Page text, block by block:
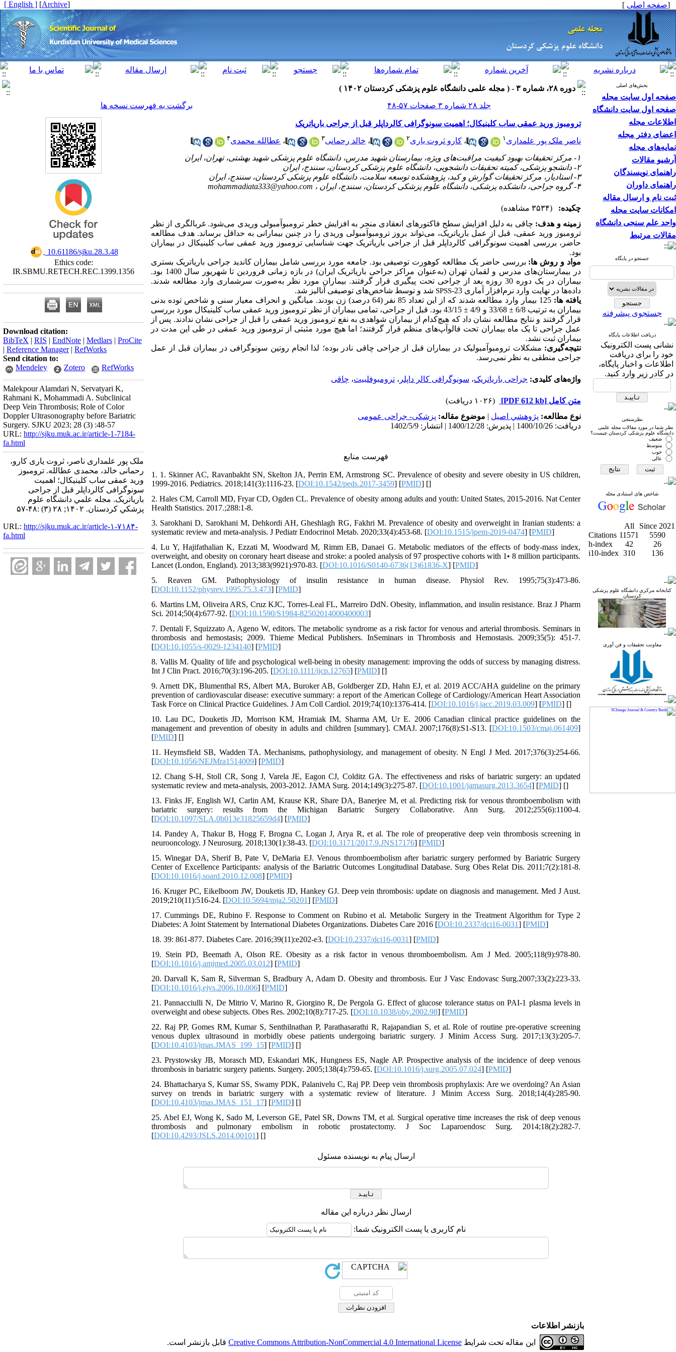
[صفحه اصلی ]
[
Archive
]
[ English ]
بخش‌های اصلی
صفحه اول سایت مجله
صفحه اول سایت دانشگاه
اطلاعات مجله
اعضای دفتر مجله
نمایه‌های مجله
آرشیو مقالات
راهنمای نویسندگان
راهنمای داوران
ثبت نام و ارسال مقاله
امکانات سایت مجله
واحد علم سنجی دانشگاه
مقالات مرتبط
جستجو در پایگاه
جستجوی پیشرفته
دریافت اطلاعات پایگاه
نشانی پست الکترونیک
خود را برای دریافت
اطلاعات و اخبار پایگاه،
در کادر زیر وارد کنید.
نظرسنجی
نظر شما در مورد مقالات مجله علمی
دانشگاه علوم پزشکی کردستان چیست؟
ضعیف
متوسط
خوب
عالی
شاخص های استنادی مجله
All
Since 2021
Citations 11571
5590
h-index
42
26
i10-index 310 136
کتابخانه مرکزی دانشگاه علوم پزشکی
کردستان
معاونت تحقیقات و فن آوری
دوره ۲۸، شماره ۳ - ( مجله علمی دانشگاه علوم پزشکی کردستان ۱۴۰۲ )
جلد ۲۸ شماره ۳ صفحات ۵۷-۴۸
برگشت به فهرست نسخه ها
ترومبوز ورید عمقی ساب کلینیکال؛ اهمیت سونوگرافی کالرداپلر قبل از جراحی باریاتریک
ناصر ملک پور علمداری ۱ ، کارو ثروت یاری۲ ، خالد رحمانی۳ ، عطالله محمدی۴
۱- مرکز تحقیقات بهبود کیفیت مراقبت‌های ویژه، بیمارستان شهید مدرس، دانشگاه علوم پزشکی شهید بهشتی، تهران، ایران
۲- دانشجو پزشکی، کمیته تحقیقات دانشجویی، دانشگاه علوم پزشکی کردستان، سنندج، ایران
۳- استادیار، مرکز تحقیقات گوارش و کبد، پژوهشکده توسعه سلامت، دانشگاه علوم پزشکی کردستان، سنندج، ایران
۴- گروه جراحی، دانشکده پزشکی، دانشگاه علوم پزشکی کردستان، سنندج، ایران ،
mohammadiata333@yahoo.com
چکیده:
(۳۵۳۴ مشاهده)
زمینه و هدف: چاقی به دلیل افزایش سطح فاکتورهای انعقادی منجر به افزایش خطر ترومبوآمبولی وریدی می‌شود. غربالگری از نظر
ترومبوز ورید عمقی، قبل از عمل باریاتریک، می‌تواند بروز ترومبوآمبولی وریدی را در چنین بیمارانی به حداقل برساند. هدف مطالعه
حاضر، بررسی اهمیت سونوگرافی کالرداپلر قبل از جراحی باریاتریک جهت شناسایی ترومبوز ورید عمقی ساب کلینیکال در بیماران
بود.
مواد و روش ­ها­: بررسی حاضر یک مطالعه کوهورت توصیفی بود. جامعه مورد بررسی شامل بیماران کاندید جراحی باریاتریک بستری
در بیمارستان‌های مدرس و لقمان تهران (به‌عنوان مراکز جراحی باریاتریک ایران) در بازه زمانی فروردین تا شهریور سال 1400 بود.
بیماران در یک دوره 30 روزه بعد از جراحی تحت پیگیری قرار گرفتند. بیماران مورد نظر به‌صورت سرشماری وارد مطالعه شدند.
داده‌ها در نهایت وارد نرم‌افزار آماری 23-
SPSS شد و توسط شاخص‌های توصیفی آنالیز شد.
یافته­ ها:
125 بیمار وارد مطالعه شدند که از این تعداد 85 نفر (64 درصد) زن بودند. میانگین و انحراف معیار سنی و شاخص توده بدنی
بیماران به ترتیب 6/8
± 33/68 و 4/9 ±
43/15
بود. قبل از جراحی، تمامی بیماران از نظر ترومبوز ورید عمقی ساب کلینیکال مورد بررسی
قرار گرفتند و نتایج مطالعه نشان داد که هیچ‌کدام از بیماران شواهدی به نفع ترومبوز ورید عمقی را قبل از جراحی نشان ندادند. پس از
عمل جراحی تا یک ماه بیماران تحت فالوآپهای منظم قرار گرفتند؛ اما هیچ مورد مثبتی از ترومبوز ورید عمقی در طی این مدت در
بیماران ثبت نشد.
نتیجه‌گیری: مشکلات ترومبوآمبولیک در بیماران قبل از جراحی چاقی نادر بوده؛ لذا انجام روتین سونوگرافی در بیماران قبل از عمل
جراحی منطقی به نظر نمی‌رسد.
واژه‌های کلیدی: جراحی باریاتریک، سونوگرافی کالر داپلر ، ترومبوفلبیت، چاقی
متن کامل [PDF 612 kb]
(۱۰۲۶ دریافت)
نوع مطالعه: پژوهشي اصیل | موضوع مقاله: پزشکی- جراحی عمومی
دریافت: 1400/10/26 | پذیرش: 1400/12/28 | انتشار: 1402/5/9
فهرست منابع
1. 1. Skinner AC, Ravanbakht SN, Skelton JA, Perrin EM, Armstrong SC. Prevalence of obesity and severe obesity in US children,
1999-2016. Pediatrics. 2018;141(3):1116-23. [DOI:10.1542/peds.2017-3459] [PMID] []
2. Hales CM, Carroll MD, Fryar CD, Ogden CL. Prevalence of obesity among adults and youth: United States, 2015-2016. Nat Center
Health Statistics. 2017.;288:1-8.
3. Sarokhani D, Sarokhani M, Dehkordi AH, Gheshlagh RG, Fakhri M. Prevalence of obesity and overweight in Iranian students: a
systematic review and meta-analysis. J Pediatr Endocrinol Metab. 2020;33(4):453-68. [DOI:10.1515/jpem-2019-0474] [PMID]
4. Lu Y, Hajifathalian K, Ezzati M, Woodward M, Rimm EB, Danaei G. Metabolic mediators of the effects of body-mass index,
overweight, and obesity on coronary heart disease and stroke: a pooled analysis of 97 prospective cohorts with 1• 8 million participants.
Lancet (London, England). 2013;383(9921):970-83. [DOI:10.1016/S0140-6736(13)61836-X] [PMID]
5. Reaven GM. Pathophysiology of insulin resistance in human disease. Physiol Rev. 1995;75(3):473-86.
[DOI:10.1152/physrev.1995.75.3.473] [PMID]
6. Martins LM, Oliveira ARS, Cruz KJC, Torres-Leal FL, Marreiro DdN. Obesity, inflammation, and insulin resistance. Braz J Pharm
Sci. 2014;50(4):677-92. [DOI:10.1590/S1984-82502014000400003]
7. Dentali F, Squizzato A, Ageno W, editors. The metabolic syndrome as a risk factor for venous and arterial thrombosis. Seminars in
thrombosis and hemostasis; 2009. Thieme Medical Publishers. InSeminars in Thrombosis and Hemostasis. 2009;35(5): 451-7.
[DOI:10.1055/s-0029-1234140] [PMID]
8. Vallis M. Quality of life and psychological well‐being in obesity management: improving the odds of success by managing distress.
Int J Clin Pract. 2016;70(3):196-205. [DOI:10.1111/ijcp.12765] [PMID] []
9. Arnett DK, Blumenthal RS, Albert MA, Buroker AB, Goldberger ZD, Hahn EJ, et al. 2019 ACC/AHA guideline on the primary
prevention of cardiovascular disease: executive summary: a report of the American College of Cardiology/American Heart Association
Task Force on Clinical Practice Guidelines. J Am Coll Cardiol. 2019;74(10):1376-414. [DOI:10.1016/j.jacc.2019.03.009] [PMID] []
10. Lau DC, Douketis JD, Morrison KM, Hramiak IM, Sharma AM, Ur E. 2006 Canadian clinical practice guidelines on the
management and prevention of obesity in adults and children [summary]. CMAJ. 2007;176(8):S1-S13. [DOI:10.1503/cmaj.061409]
[PMID] []
11. Heymsfield SB, Wadden TA. Mechanisms, pathophysiology, and management of obesity. N Engl J Med. 2017;376(3):254-66.
[DOI:10.1056/NEJMra1514009] [PMID]
12. Chang S-H, Stoll CR, Song J, Varela JE, Eagon CJ, Colditz GA. The effectiveness and risks of bariatric surgery: an updated
systematic review and meta-analysis, 2003-2012. JAMA Surg. 2014;149(3):275-87. [DOI:10.1001/jamasurg.2013.3654] [PMID] []
13. Finks JF, English WJ, Carlin AM, Krause KR, Share DA, Banerjee M, et al. Predicting risk for venous thromboembolism with
bariatric surgery: results from the Michigan Bariatric Surgery Collaborative. Ann Surg. 2012;255(6):1100-4.
[DOI:10.1097/SLA.0b013e31825659d4] [PMID]
14. Pandey A, Thakur B, Hogg F, Brogna C, Logan J, Arya R, et al. The role of preoperative deep vein thrombosis screening in
neurooncology. J Neurosurg. 2018;130(1):38-43. [DOI:10.3171/2017.9.JNS17176] [PMID]
15. Winegar DA, Sherif B, Pate V, DeMaria EJ. Venous thromboembolism after bariatric surgery performed by Bariatric Surgery
Center of Excellence Participants: analysis of the Bariatric Outcomes Longitudinal Database. Surg Obes Relat Dis. 2011;7(2):181-8.
[DOI:10.1016/j.soard.2010.12.008] [PMID]
16. Kruger PC, Eikelboom JW, Douketis JD, Hankey GJ. Deep vein thrombosis: update on diagnosis and management. Med J Aust.
2019;210(11):516-24. [DOI:10.5694/mja2.50201] [PMID]
17. Cummings DE, Rubino F. Response to Comment on Rubino et al. Metabolic Surgery in the Treatment Algorithm for Type 2
Diabetes: A Joint Statement by International Diabetes Organizations. Diabetes Care 2016 [DOI:10.2337/dci16-0031] [PMID]
18. 39: 861-877. Diabetes Care. 2016;39(11):e202-e3. [DOI:10.2337/dci16-0031] [PMID]
19. Stein PD, Beemath A, Olson RE. Obesity as a risk factor in venous thromboembolism. Am J Med. 2005;118(9):978-80.
[DOI:10.1016/j.amjmed.2005.03.012] [PMID]
20. Darvall K, Sam R, Silverman S, Bradbury A, Adam D. Obesity and thrombosis. Eur J Vasc Endovasc Surg.2007;33(2):223-33.
[DOI:10.1016/j.ejvs.2006.10.006] [PMID]
21. Pannacciulli N, De Mitrio V, Marino R, Giorgino R, De Pergola G. Effect of glucose tolerance status on PAI‐1 plasma levels in
overweight and obese subjects. Obes Res. 2002;10(8):717-25. [DOI:10.1038/oby.2002.98] [PMID]
22. Raj PP, Gomes RM, Kumar S, Senthilnathan P, Parathasarathi R, Rajapandian S, et al. Role of routine pre-operative screening
venous duplex ultrasound in morbidly obese patients undergoing bariatric surgery. J Minim Access Surg. 2017;13(3):205-7.
[DOI:10.4103/jmas.JMAS_199_15] [PMID] []
23. Prystowsky JB, Morasch MD, Eskandari MK, Hungness ES, Nagle AP. Prospective analysis of the incidence of deep venous
thrombosis in bariatric surgery patients. Surgery. 2005;138(4):759-65. [DOI:10.1016/j.surg.2005.07.024] [PMID]
24. Bhattacharya S, Kumar SS, Swamy PDK, Palanivelu C, Raj PP. Deep vein thrombosis prophylaxis: Are we overdoing? An Asian
survey on trends in bariatric surgery with a systematic review of literature. J Minim Access Surg. 2018;14(4):285-90.
[DOI:10.4103/jmas.JMAS_151_17] [PMID] []
25. Abel EJ, Wong K, Sado M, Leverson GE, Patel SR, Downs TM, et al. Surgical operative time increases the risk of deep venous
thrombosis and pulmonary embolism in robotic prostatectomy. J Soc Laparoendosc Surg. 2014;18(2):282-7.
[DOI:10.4293/JSLS.2014.00101] []
ارسال پیام به نویسنده مسئول
ارسال نظر درباره این مقاله
نام کاربری یا پست الکترونیک شما:
‎ 10.61186/sjku.28.3.48
Ethics code:
IR.SBMU.RETECH.REC.1399.1356
Download citation:
BibTeX | RIS | EndNote | Medlars | ProCite
| Reference Manager| RefWorks
Send citation to:
Mendeley
Zotero RefWorks
Malekpour Alamdari N, Servatyari K,
Rahmani K, Mohammadi A. Subclinical
Deep Vein Thrombosis; Role of Color
Doppler Ultrasonography before Bariatric
Surgery. SJKU 2023; 28 (3) :48-57
URL: http://sjku.muk.ac.ir/article-1-7184-
fa.html
ملک پور علمداری ناصر، ثروت یاری کارو،
رحمانی خالد، محمدی عطالله. ترومبوز
ورید عمقی ساب کلینیکال؛ اهمیت
سونوگرافی کالرداپلر قبل از جراحی
باریاتریک. مجله علمي دانشگاه علوم
پزشكي كردستان. ۱۴۰۲; ۲۸ (۳) :۴۸-۵۷
URL: http://sjku.muk.ac.ir/article-۱-۷۱۸۴-
fa.html
بازنشر اطلاعات
این مقاله تحت شرایط Creative Commons Attribution-NonCommercial 4.0 International License قابل بازنشر است.